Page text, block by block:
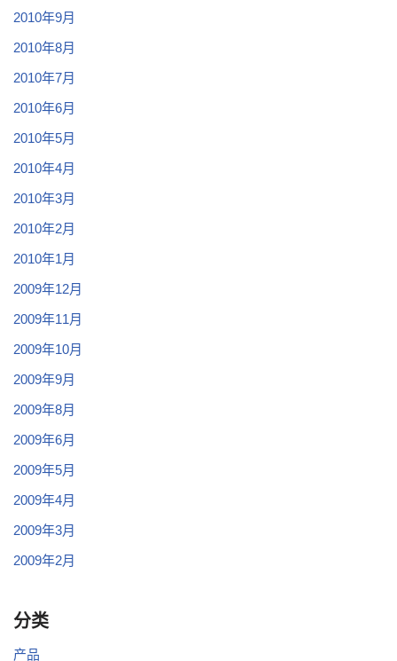
2010年9月
2010年8月
2010年7月
2010年6月
2010年5月
2010年4月
2010年3月
2010年2月
2010年1月
2009年12月
2009年11月
2009年10月
2009年9月
2009年8月
2009年6月
2009年5月
2009年4月
2009年3月
2009年2月
分类
产品